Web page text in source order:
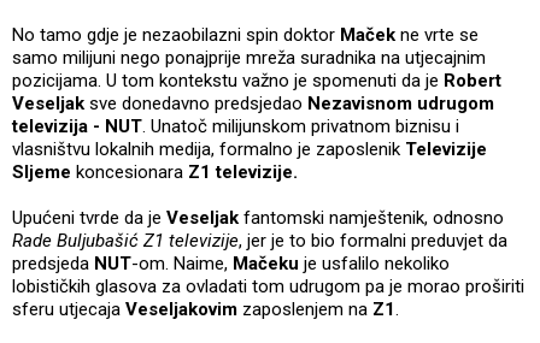
No tamo gdje je nezaobilazni spin doktor Maček ne vrte se
samo milijuni nego ponajprije mreža suradnika na utjecajnim
pozicijama. U tom kontekstu važno je spomenuti da je Robert
Veseljak sve donedavno predsjedao Nezavisnom udrugom
televizija - NUT. Unatoč milijunskom privatnom biznisu i
vlasništvu lokalnih medija, formalno je zaposlenik Televizije
Sljeme koncesionara Z1 televizije.
Upućeni tvrde da je Veseljak fantomski namještenik, odnosno
Rade Buljubašić Z1 televizije, jer je to bio formalni preduvjet da
predsjeda NUT-om. Naime, Mačeku je usfalilo nekoliko
lobističkih glasova za ovladati tom udrugom pa je morao proširiti
sferu utjecaja Veseljakovim zaposlenjem na Z1.